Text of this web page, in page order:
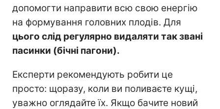
допомогти направити всю свою енергію
на формування головних плодів. Для
цього слід регулярно видаляти так звані
пасинки (бічні пагони).
Експерти рекомендують робити це
просто: щоразу, коли ви поливаєте кущі,
уважно оглядайте їх. Якщо бачите новий